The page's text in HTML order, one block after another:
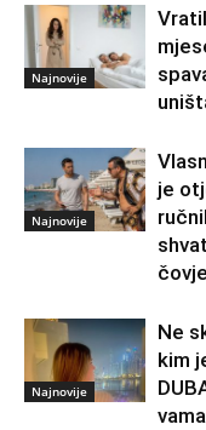
Najnovije
Najnovije
je
Najnovije
Ne
kim